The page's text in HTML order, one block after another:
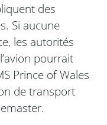
des
Si aucune
les autorités
pourrait
Prince of Wales
de transport